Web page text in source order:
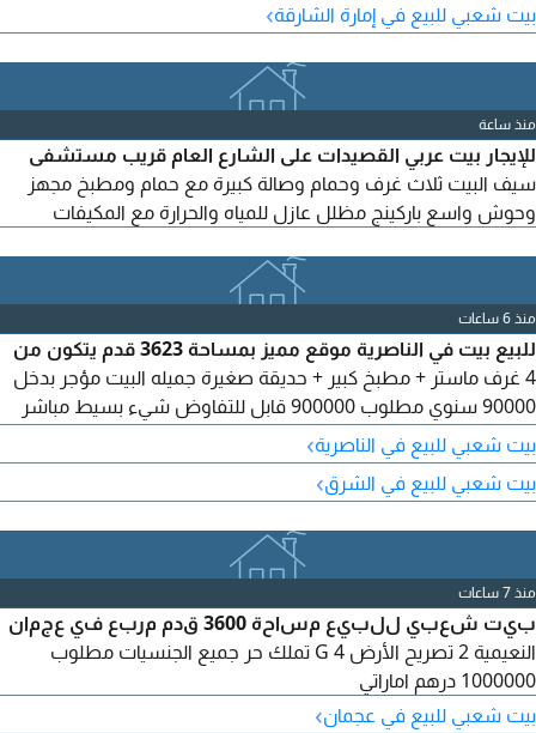
بيت شعبي للبيع في إمارة الشارقة›
منذ ساعة
للإيجار بيت عربي القصيدات على الشارع العام قريب مستشفى
سيف البيت ثلاث غرف وحمام وصالة كبيرة مع حمام ومطبخ مجهز
وحوش واسع باركينج مظلل عازل للمياه والحرارة مع المكيفات
منذ 6 ساعات
للبيع بيت في الناصرية موقع مميز بمساحة 3623 قدم يتكون من
4 غرف ماستر + مطبخ كبير + حديقة صغيرة جميله البيت مؤجر بدخل
90000 سنوي مطلوب 900000 قابل للتفاوض شيء بسيط مباشر
من المالك
بيت شعبي للبيع في الناصرية›
بيت شعبي للبيع في الشرق›
منذ 7 ساعات
بيت شعبي للبيع مساحة 3600 قدم مربع في عجمان
النعيمية 2 تصريح الأرض G 4 تملك حر جميع الجنسيات مطلوب
1000000 درهم اماراتي
بيت شعبي للبيع في عجمان›